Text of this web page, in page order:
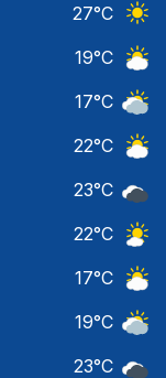
27°C
19°C
17°C
22°C
23°C
22°C
17°C
19°C
23°C